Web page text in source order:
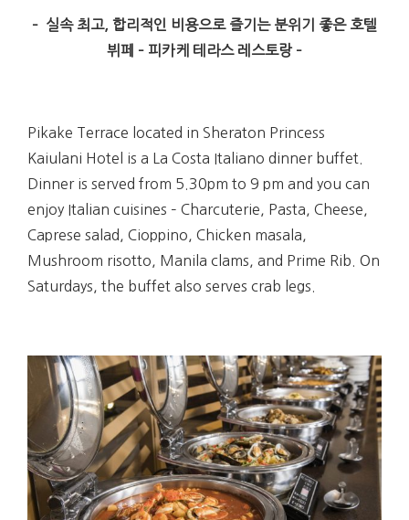
– 실속 최고, 합리적인 비용으로 즐기는 분위기 좋은 호텔
뷔페 – 피카케 테라스 레스토랑 –
Pikake Terrace located in Sheraton Princess
Kaiulani Hotel is a La Costa Italiano dinner buffet.
Dinner is served from 5.30pm to 9 pm and you can
enjoy Italian cuisines – Charcuterie, Pasta, Cheese,
Caprese salad, Cioppino, Chicken masala,
Mushroom risotto, Manila clams, and Prime Rib. On
Saturdays, the buffet also serves crab legs.